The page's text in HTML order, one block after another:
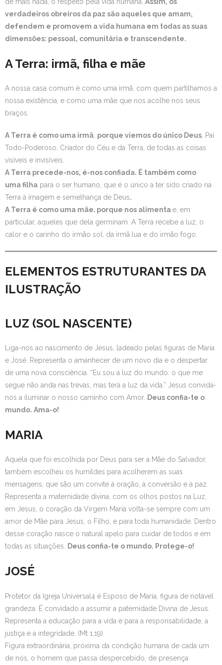
verdadeiros obreiros da paz são aqueles que amam,
defendem e promovem a vida humana em todas as suas
dimensões: pessoal, comunitária e transcendente.
A Terra: irmã, filha e mãe
A nossa casa comum é como uma irmã, com quem partilhamos a
nossa existência, e como uma mãe que nos acolhe nos seus
braços.
A Terra é como uma irmã, porque viemos do único Deus , Pai
Todo-Poderoso, Criador do Céu e da Terra, de todas as coisas
visíveis e invisíveis.
A Terra precede-nos, é-nos confiada. É também como
uma filha para o ser humano, que é o único a ter sido criado na
Terra à imagem e semelhança de Deus.
A Terra é como uma mãe, porque nos alimentae, em
particular, aqueles que dela germinam. A Terra recebe a luz, o
calor e o carinho do irmão sol, da irmã lua e do irmão fogo.
ELEMENTOS ESTRUTURANTES DA
ILUSTRAÇÃO
LUZ (SOL NASCENTE)
Liga-nos ao nascimento de Jesus, ladeado pelas figuras de Maria
e José. Representa o amanhecer de um novo dia e o despertar
de uma nova consciência. “Eu sou a luz do mundo: o que me
segue não anda nas trevas, mas terá a luz da vida.” Jesus convida-
nos a iluminar o nosso caminho com Amor. Deus confia-te o
mundo. Ama-o!
MARIA
Aquela que foi escolhida por Deus para ser a Mãe do Salvador,
também escolheu os humildes para acolherem as suas
mensagens, que são um convite à oração, à conversão e à paz.
Representa a maternidade divina, com os olhos postos na Luz,
em Jesus, o coração da Virgem Maria volta-se sempre com um
amor de Mãe para Jesus, o Filho, e para toda humanidade. Dentro
desse coração nasce o natural apelo para cuidar de todos e em
todas as situações. Deus confia-te o mundo. Protege-o!
JOSÉ
Protetor da Igreja Universal4 é Esposo de Maria, figura de notável
grandeza. É convidado a assumir a paternidade Divina de Jesus.
Representa a educação para a vida e para a responsabilidade, a
justiça e a integridade. (Mt 1,19)
Figura extraordinária, próxima da condição humana de cada um
de nós, o homem que passa despercebido, de presença